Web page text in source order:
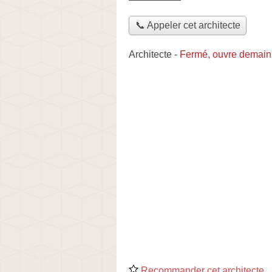
📞 Appeler cet architecte
Architecte - Fermé, ouvre